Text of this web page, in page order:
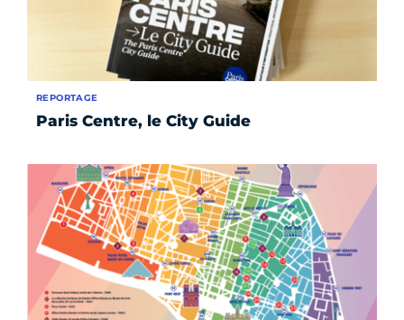
Paris Centre, le City Guide
REPORTAGE